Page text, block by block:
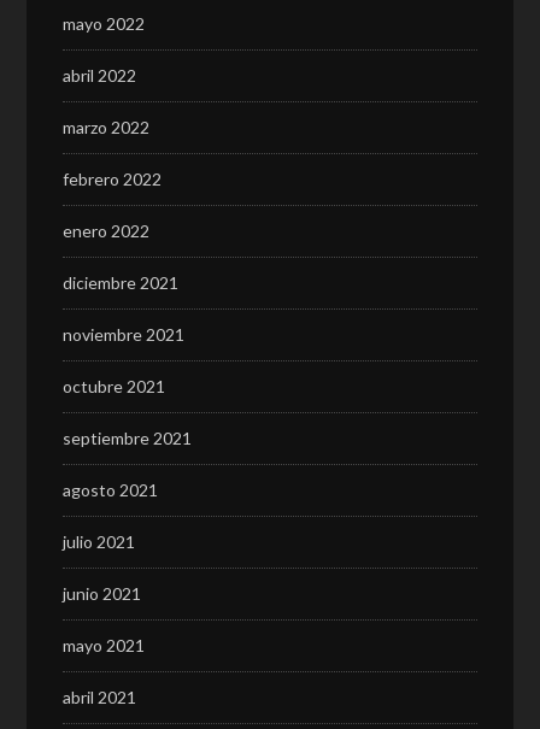
mayo 2022
abril 2022
marzo 2022
febrero 2022
enero 2022
diciembre 2021
noviembre 2021
octubre 2021
septiembre 2021
agosto 2021
julio 2021
junio 2021
mayo 2021
abril 2021